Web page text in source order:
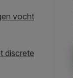
vocht
discrete